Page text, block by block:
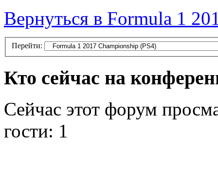
Вернуться в Formula 1
Перейти:
Кто сейчас на
Сейчас этот форум
гости: 1